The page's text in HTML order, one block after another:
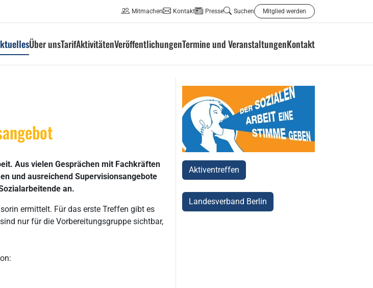
Mitmachen Kontakt Presse Suchen Mitglied werden
Über unsTarifAktivitätenVeröffentlichungenTermine und VeranstaltungenKontakt
Aus vielen Gesprächen mit Fachkräften
und ausreichend Supervisionsangebote
an.
ermittelt. Für das erste Treffen gibt es
nur für die Vorbereitungsgruppe sichtbar,
Aktiventreffen
Landesverband Berlin